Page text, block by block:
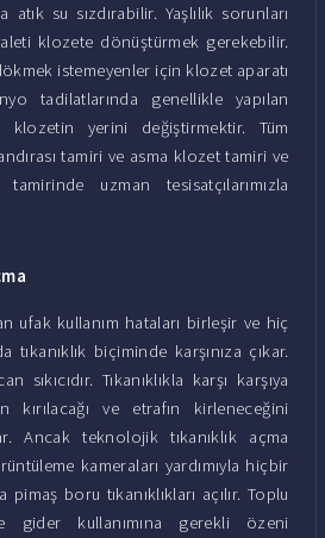
atık su sızdırabilir. Yaşlılık sorunları
klozete dönüştürmek gerekebilir.
istemeyenler için klozet aparatı
tadilatlarında genellikle yapılan
klozetin yerini değiştirmektir. Tüm
tamiri ve asma klozet tamiri ve
uzman tesisatçılarımızla
ufak kullanım hataları birleşir ve hiç
biçiminde karşınıza çıkar.
Tıkanıklıkla karşı karşıya
kırılacağı ve etrafın kirleneceğini
Ancak teknolojik tıkanıklık açma
kameraları yardımıyla hiçbir
pimaş boru tıkanıklıkları açılır. Toplu
gider kullanımına gerekli özeni